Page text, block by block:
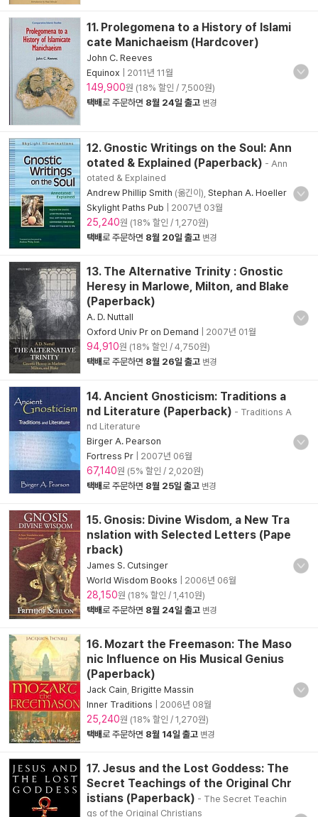
11. Prolegomena to a History of Islami
cate Manichaeism (Hardcover)
John C. Reeves
Equinox
2011년 11월
149,900원 (18% 할인 / 7,500원)
택배로 주문하면 8월 24일 출고 변경
12. Gnostic Writings on the Soul: Ann
otated & Explained (Paperback) - Ann
otated & Explained
Andrew Phillip Smith (옮긴이), Stephan A. Hoeller
Skylight Paths Pub
2007년 03월
25,240원 (18% 할인 / 1,270원)
택배로 주문하면 8월 20일 출고 변경
13. The Alternative Trinity : Gnostic
Heresy in Marlowe, Milton, and Blake
(Paperback)
A. D. Nuttall
Oxford Univ Pr on Demand
2007년 01월
94,910원 (18% 할인 / 4,750원)
택배로 주문하면 8월 26일 출고 변경
14. Ancient Gnosticism: Traditions a
nd Literature (Paperback) - Traditions A
nd Literature
Birger A. Pearson
Fortress Pr
2007년 06월
67,140원 (5% 할인 / 2,020원)
택배로 주문하면 8월 25일 출고 변경
15. Gnosis: Divine Wisdom, a New Tra
nslation with Selected Letters (Pape
rback)
James S. Cutsinger
World Wisdom Books
2006년 06월
28,150원 (18% 할인 / 1,410원)
택배로 주문하면 8월 24일 출고 변경
16. Mozart the Freemason: The Maso
nic Influence on His Musical Genius
(Paperback)
Jack Cain Brigitte Massin
Inner Traditions
2006년 08월
25,240원 (18% 할인 / 1,270원)
택배로 주문하면 8월 14일 출고 변경
17. Jesus and the Lost Goddess: The
Secret Teachings of the Original Chr
istians (Paperback) - The Secret Teachin
gs of the Original Christians